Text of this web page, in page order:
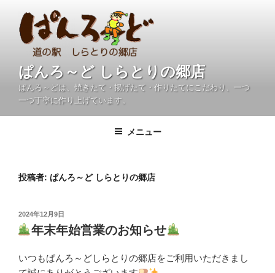
ぱんろ～ど しらとりの郷店
ぱんろ～どは、焼きたて・揚げたて・作りたてにこだわり、一つ
一つ丁寧に作り上げています。
メニュー
投稿者: ぱんろ～ど しらとりの郷店
投
稿
日:
2024年12月9日
年末年始営業のお知らせ
いつもぱんろ～どしらとりの郷店をご利用いただきまし